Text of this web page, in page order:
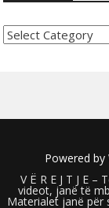
Kategoritë
Powered by
V Ë R E J T J E
videot, janë të
Materialet janë për